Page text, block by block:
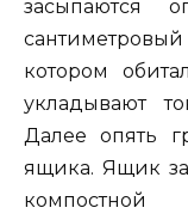
засыпаются
котором
укладывают
Далее опять
ящика. Ящик